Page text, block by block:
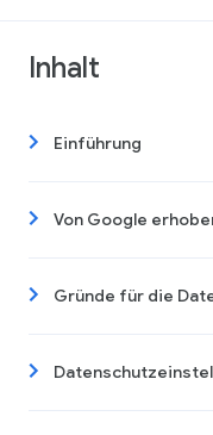
Inhalt
Einführung
Von Google
Gründe für die